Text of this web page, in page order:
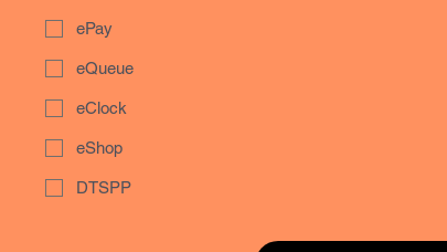
ePay
eQueue
eClock
eShop
DTSPP